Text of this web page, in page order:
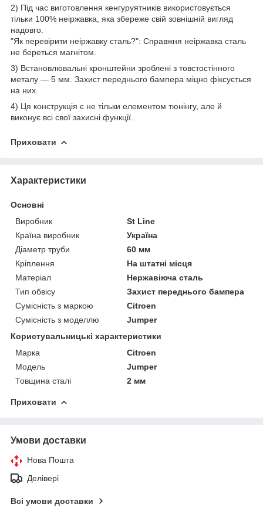
2) Під час виготовлення кенгуруятників використовується
тільки 100% неіржавка, яка збереже свій зовнішній вигляд
надовго.
"Як перевірити неіржавку сталь?": Справжня неіржавка сталь
не береться магнітом.
3) Встановлювальні кронштейни зроблені з товстостінного
металу — 5 мм. Захист переднього бампера міцно фіксується
на них.
4) Ця конструкція є не тільки елементом тюнінгу, але й
виконує всі свої захисні функції.
Приховати
Характеристики
Основні
Виробник
St Line
Країна виробник
Україна
Діаметр труби
60 мм
Кріплення
На штатні місця
Матеріал
Нержавіюча сталь
Тип обвісу
Захист переднього бампера
Сумісність з маркою
Citroen
Сумісність з моделлю
Jumper
Користувальницькі характеристики
Марка
Citroen
Модель
Jumper
Товщина сталі
2 мм
Приховати
Умови доставки
Нова Пошта
Делівері
Всі умови доставки